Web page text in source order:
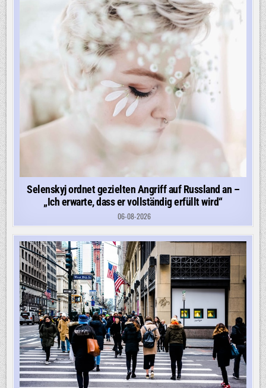
Selenskyj ordnet gezielten Angriff auf Russland an –
„Ich erwarte, dass er vollständig erfüllt wird“
06-08-2026